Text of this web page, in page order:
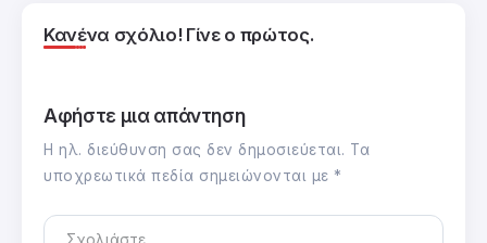
Κανένα σχόλιο! Γίνε ο πρώτος.
Αφήστε μια απάντηση
Η ηλ. διεύθυνση σας δεν δημοσιεύεται. Τα
υποχρεωτικά πεδία σημειώνονται με *